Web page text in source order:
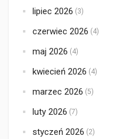
lipiec 2026 (3)
czerwiec 2026 (4)
maj 2026 (4)
kwiecień 2026 (4)
marzec 2026 (5)
luty 2026 (7)
styczeń 2026 (2)